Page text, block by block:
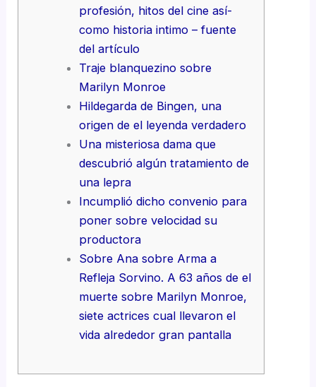
profesión, hitos del cine así­
como historia intimo – fuente
del artículo
Traje blanquezino sobre
Marilyn Monroe
Hildegarda de Bingen, una
origen de el leyenda verdadero
Una misteriosa dama que
descubrió algún tratamiento de
una lepra
Incumplió dicho convenio para
poner sobre velocidad su
productora
Sobre Ana sobre Arma a
Refleja Sorvino. A 63 años de el
muerte sobre Marilyn Monroe,
siete actrices cual llevaron el
vida alrededor gran pantalla